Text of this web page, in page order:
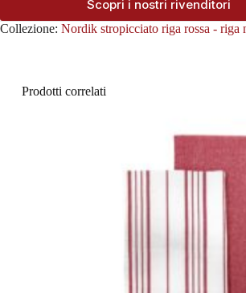
Scopri i nostri rivenditori
Collezione: Nordik stropicciato riga rossa - riga
Prodotti correlati